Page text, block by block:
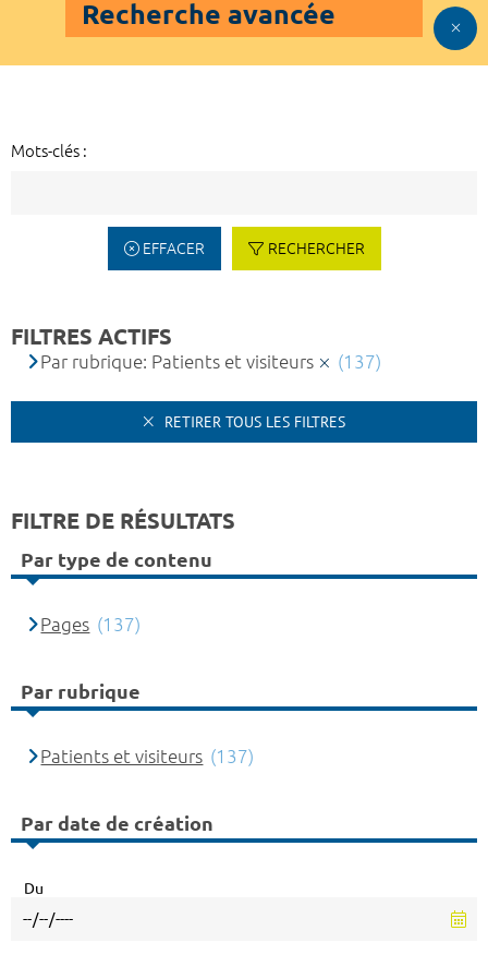
Recherche avancée
Mots-clés :
EFFACER RECHERCHER
FILTRES ACTIFS
Par rubrique: Patients et visiteurs (137)
RETIRER TOUS LES FILTRES
FILTRE DE RÉSULTATS
Par type de contenu
Pages (137)
Par rubrique
Patients et visiteurs (137)
Par date de création
Du